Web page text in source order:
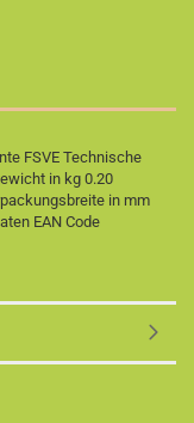
FSVE Technische
in kg 0.20
in mm
EAN Code